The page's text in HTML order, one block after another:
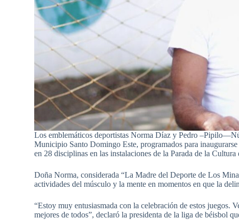
Los emblemáticos deportistas Norma Díaz y Pedro
Municipio Santo Domingo Este, programados para
en 28 disciplinas en las instalaciones de la Parada de la Cultura
Doña Norma, considerada “La Madre del Deporte de Los
actividades del músculo y la mente en momentos en que la
“Estoy muy entusiasmada con la celebración de estos juegos.
mejores de todos”, declaró la presidenta de la liga de béisbol